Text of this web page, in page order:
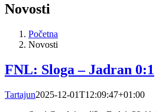
Novosti
Početna
Novosti
FNL: Sloga – Jadran 0:1
Tartajun2025-12-01T12:09:47+01:00